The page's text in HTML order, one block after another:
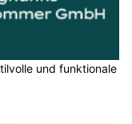
und funktionale